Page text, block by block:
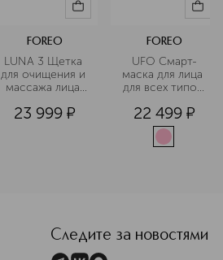
FOREO
LUNA 3 Щетка
для очищения и
массажа лица
чувствительной
23 999 ¤
FOREO
UFO Смарт-
маска для лица
для всех типов
22 499 ¤
Следите за новостями